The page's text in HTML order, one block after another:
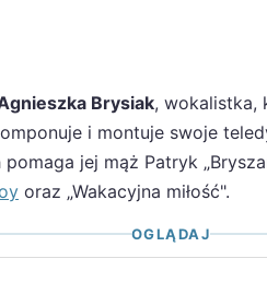
Brysiak, wokalistka,
i montuje swoje
jej mąż Patryk
oraz „Wakacyjna miłość".
OGLĄDAJ